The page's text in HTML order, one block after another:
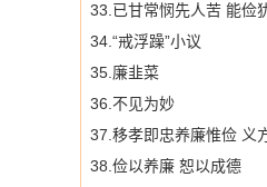
33.已甘常悯先人苦 能俭
34.“戒浮躁”小议
35.廉韭菜
36.不见为妙
37.移孝即忠养廉惟俭 义
38.俭以养廉 恕以成德